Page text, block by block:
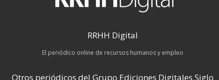
RRHH Digital
El periódico online de recursos humanos y empleo
Otros periódicos del Grupo Ediciones Digitales Siglo